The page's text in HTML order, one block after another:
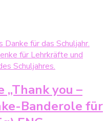
„Thank you –
Banderole für